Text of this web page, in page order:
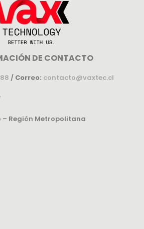
DE CONTACTO
/ Correo: contacto@vaxtec.cl
Región Metropolitana